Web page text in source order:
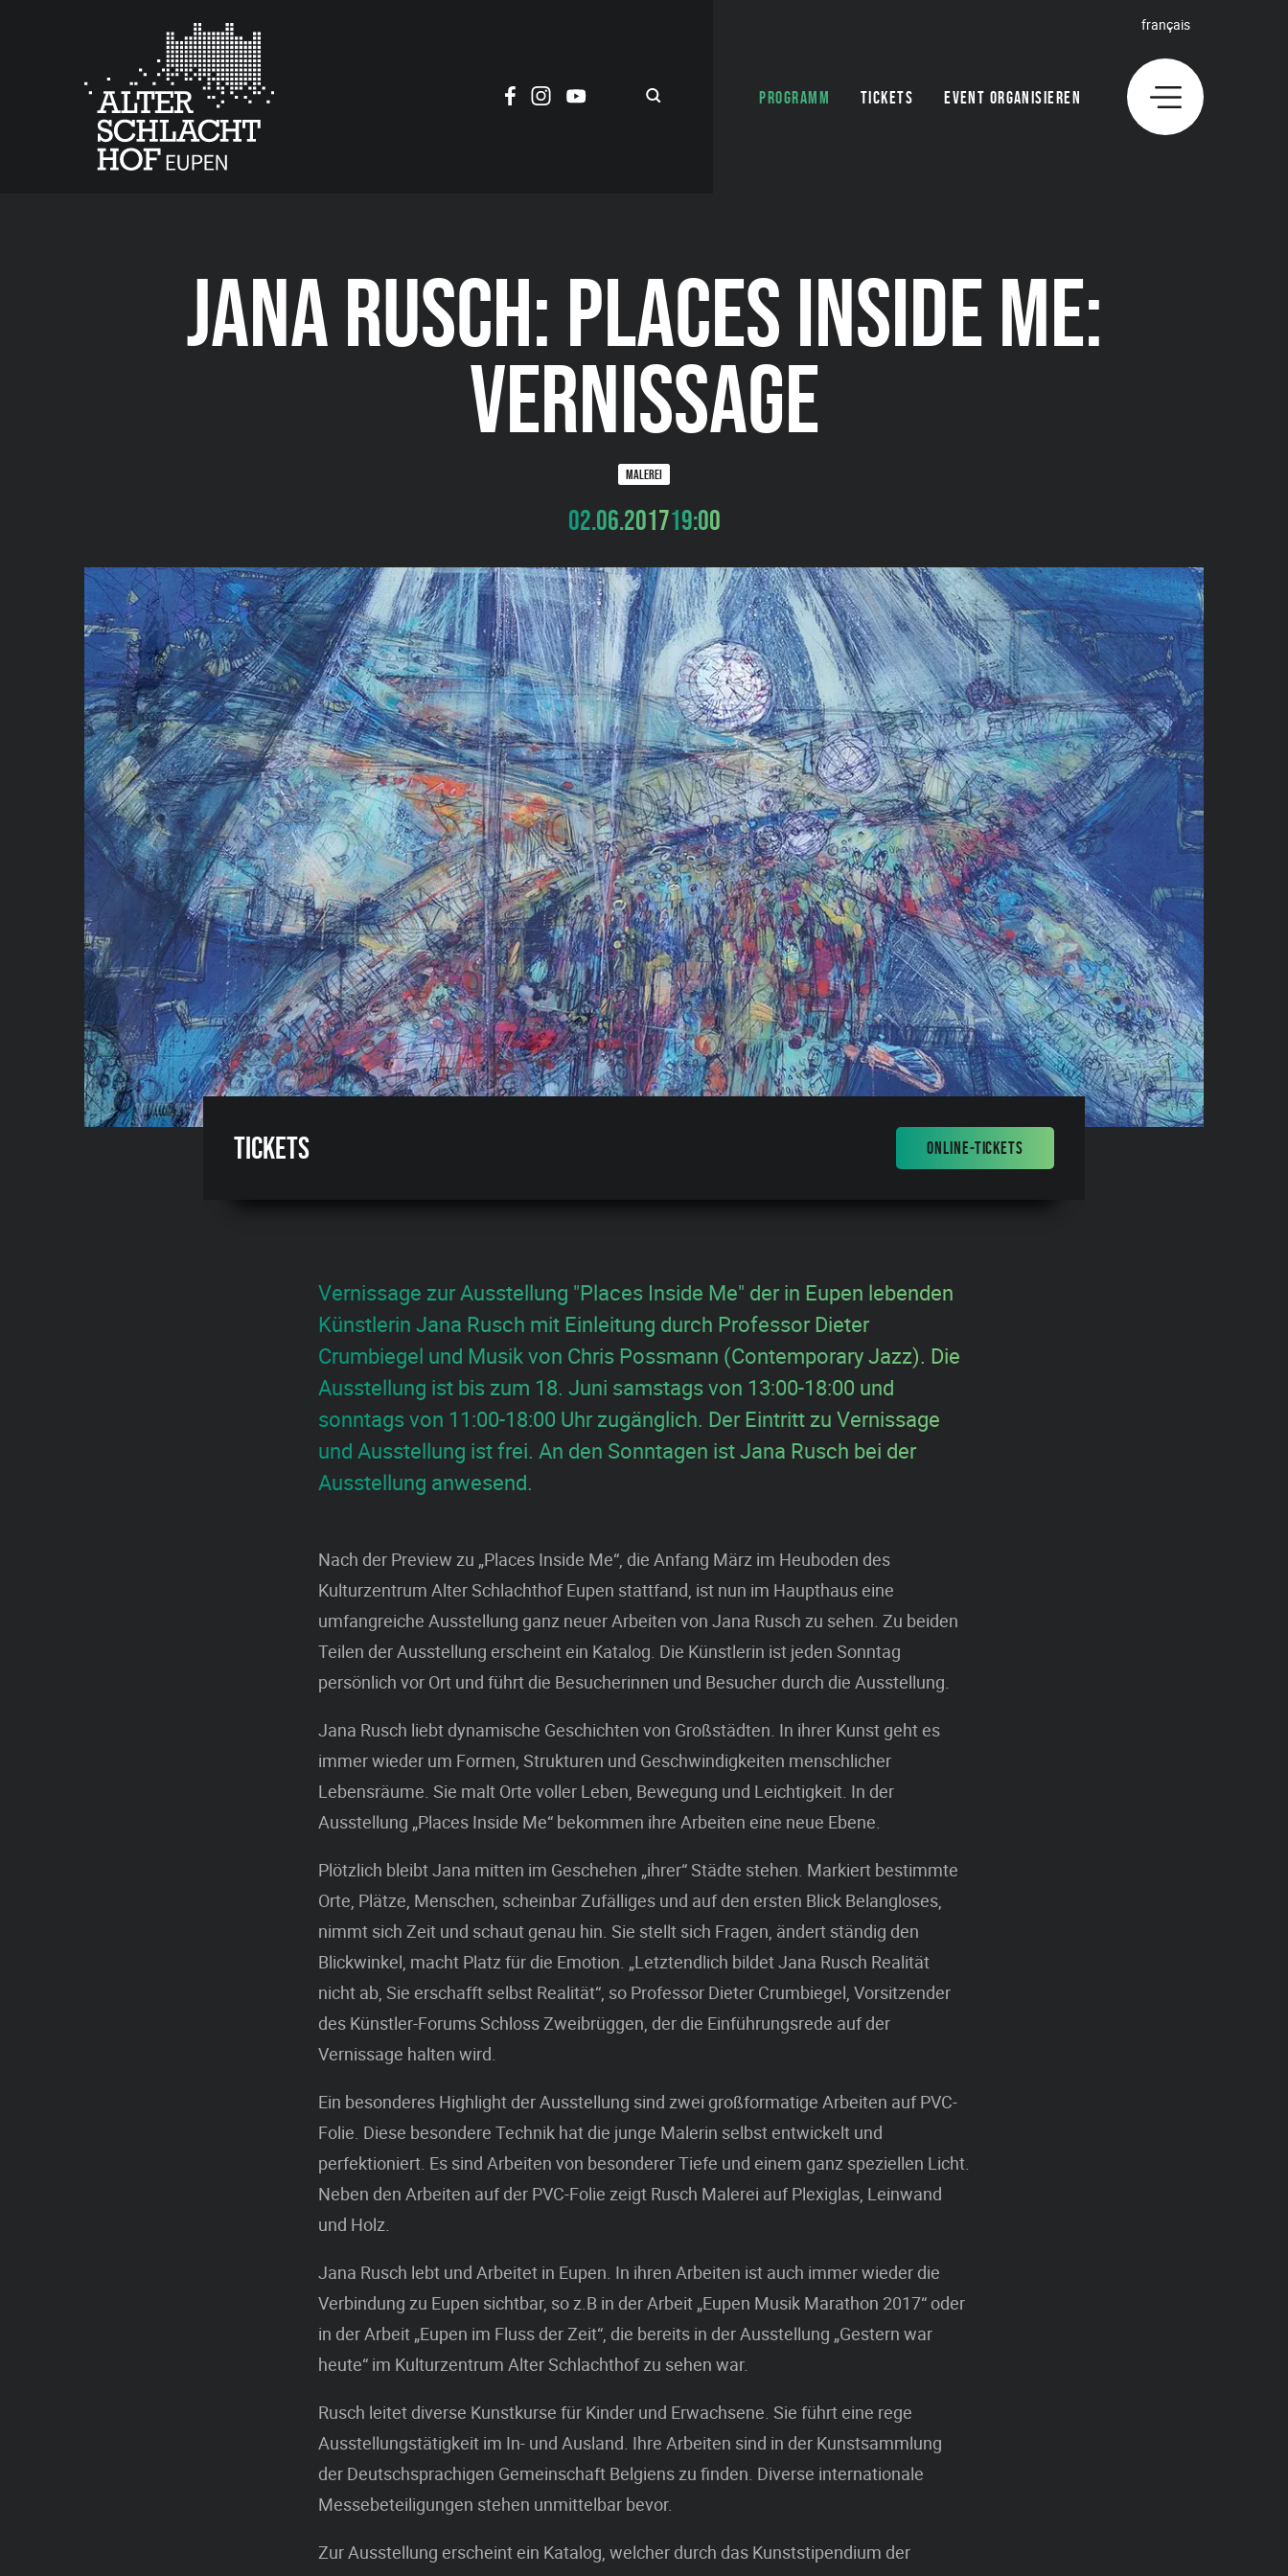
PROGRAMM TICKETS EVENT ORGANISIEREN
français
JANA RUSCH: PLACES INSIDE ME:
VERNISSAGE
MALEREI
02.06.201719:00
Tickets ONLINE-TICKETS
Vernissage zur Ausstellung "Places Inside Me" der in Eupen lebenden
Künstlerin Jana Rusch mit Einleitung durch Professor Dieter
Crumbiegel und Musik von Chris Possmann (Contemporary Jazz). Die
Ausstellung ist bis zum 18. Juni samstags von 13:00-18:00 und
sonntags von 11:00-18:00 Uhr zugänglich. Der Eintritt zu Vernissage
und Ausstellung ist frei. An den Sonntagen ist Jana Rusch bei der
Ausstellung anwesend.
Nach der Preview zu „Places Inside Me“, die Anfang März im Heuboden des
Kulturzentrum Alter Schlachthof Eupen stattfand, ist nun im Haupthaus eine
umfangreiche Ausstellung ganz neuer Arbeiten von Jana Rusch zu sehen. Zu beiden
Teilen der Ausstellung erscheint ein Katalog. Die Künstlerin ist jeden Sonntag
persönlich vor Ort und führt die Besucherinnen und Besucher durch die Ausstellung.
Jana Rusch liebt dynamische Geschichten von Großstädten. In ihrer Kunst geht es
immer wieder um Formen, Strukturen und Geschwindigkeiten menschlicher
Lebensräume. Sie malt Orte voller Leben, Bewegung und Leichtigkeit. In der
Ausstellung „Places Inside Me“ bekommen ihre Arbeiten eine neue Ebene.
Plötzlich bleibt Jana mitten im Geschehen „ihrer“ Städte stehen. Markiert bestimmte
Orte, Plätze, Menschen, scheinbar Zufälliges und auf den ersten Blick Belangloses,
nimmt sich Zeit und schaut genau hin. Sie stellt sich Fragen, ändert ständig den
Blickwinkel, macht Platz für die Emotion. „Letztendlich bildet Jana Rusch Realität
nicht ab, Sie erschafft selbst Realität“, so Professor Dieter Crumbiegel, Vorsitzender
des Künstler-Forums Schloss Zweibrüggen, der die Einführungsrede auf der
Vernissage halten wird.
Ein besonderes Highlight der Ausstellung sind zwei großformatige Arbeiten auf PVC-
Folie. Diese besondere Technik hat die junge Malerin selbst entwickelt und
perfektioniert. Es sind Arbeiten von besonderer Tiefe und einem ganz speziellen Licht.
Neben den Arbeiten auf der PVC-Folie zeigt Rusch Malerei auf Plexiglas, Leinwand
und Holz.
Jana Rusch lebt und Arbeitet in Eupen. In ihren Arbeiten ist auch immer wieder die
Verbindung zu Eupen sichtbar, so z.B in der Arbeit „Eupen Musik Marathon 2017“ oder
in der Arbeit „Eupen im Fluss der Zeit“, die bereits in der Ausstellung „Gestern war
heute“ im Kulturzentrum Alter Schlachthof zu sehen war.
Rusch leitet diverse Kunstkurse für Kinder und Erwachsene. Sie führt eine rege
Ausstellungstätigkeit im In- und Ausland. Ihre Arbeiten sind in der Kunstsammlung
der Deutschsprachigen Gemeinschaft Belgiens zu finden. Diverse internationale
Messebeteiligungen stehen unmittelbar bevor.
Zur Ausstellung erscheint ein Katalog, welcher durch das Kunststipendium der